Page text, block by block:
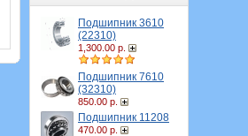
Подшипник 3610
(22310)
1,300.00 р.
Подшипник 7610
(32310)
850.00 р.
Подшипник 11208
470.00 р.